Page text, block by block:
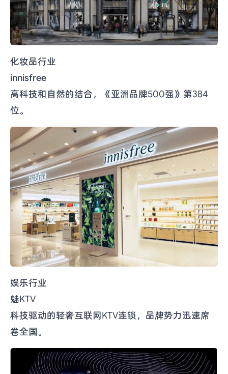
化妆品行业
innisfree
高科技和自然的结合，《亚洲品牌500强》第384
位。
娱乐行业
魅KTV
科技驱动的轻奢互联网KTV连锁，品牌势力迅速席
卷全国。